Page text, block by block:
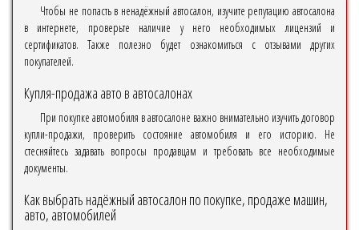
Чтобы не попасть в ненадёжный автосалон, изучите репутацию автосалона
в интернете, проверьте наличие у него необходимых лицензий и
сертификатов. Также полезно будет ознакомиться с отзывами других
покупателей.
Купля-продажа авто в автосалонах
При покупке автомобиля в автосалоне важно внимательно изучить договор
купли-продажи, проверить состояние автомобиля и его историю. Не
стесняйтесь задавать вопросы продавцам и требовать все необходимые
документы.
Как выбрать надёжный автосалон по покупке, продаже машин,
авто, автомобилей